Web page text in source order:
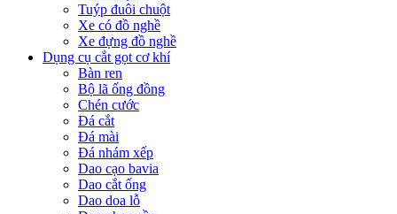
Tuýp đuôi chuột
Xe có đồ nghề
Xe đựng đồ nghề
Dụng cụ cắt gọt cơ khí
Bàn ren
Bộ lã ống đồng
Chén cước
Đá cắt
Đá mài
Đá nhám xếp
Dao cạo bavia
Dao cắt ống
Dao doa lỗ